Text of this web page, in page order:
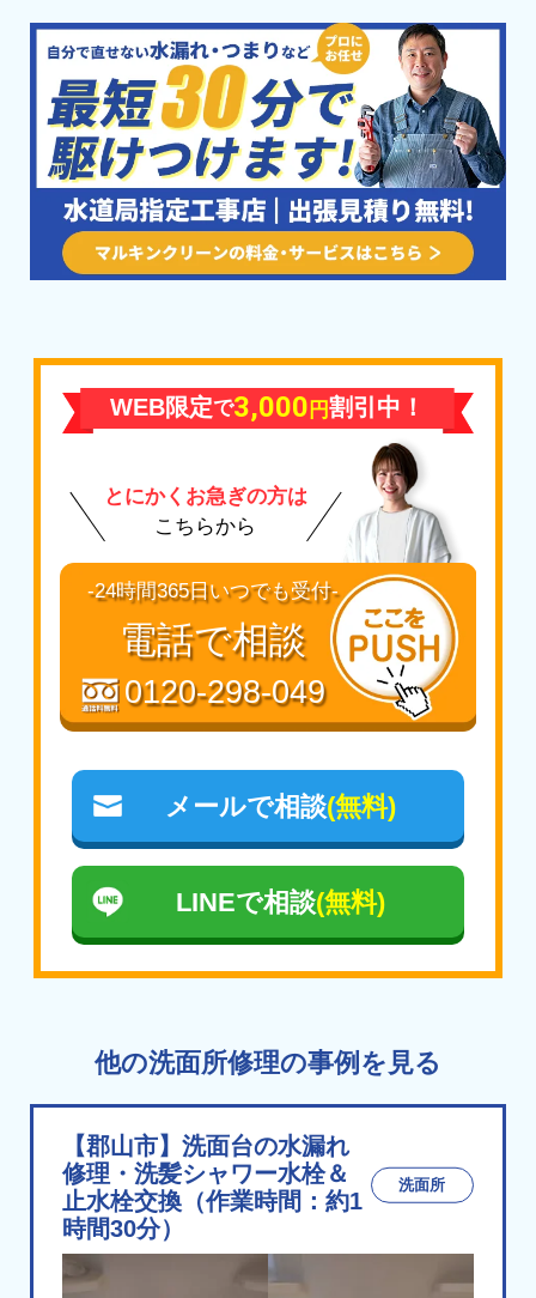
WEB限定で3,000円割引中！
とにかくお急ぎの方は
こちらから
-24時間365日いつでも受付-
電話で相談
0120-298-049
メールで相談(無料)
LINEで相談(無料)
他の洗面所修理の事例を見る
【郡山市】洗面台の水漏れ
修理・洗髪シャワー水栓＆
止水栓交換（作業時間：約1
時間30分）
洗面所